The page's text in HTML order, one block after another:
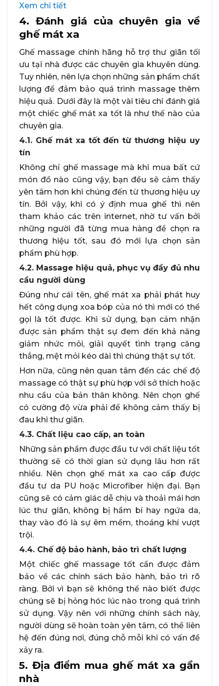
Xem chi tiết
4. Đánh giá của chuyên gia về
ghế mát xa
Ghế massage chính hãng hỗ trợ thư giãn tối
ưu tại nhà được các chuyên gia khuyên dùng.
Tuy nhiên, nên lựa chọn những sản phẩm chất
lượng để đảm bảo quá trình massage thêm
hiệu quả. Dưới đây là một vài tiêu chí đánh giá
một chiếc ghế mát xa tốt là như thế nào của
chuyên gia.
4.1. Ghế mát xa tốt đến từ thương hiệu uy
tín
Không chỉ ghế massage mà khi mua bất cứ
món đồ nào cũng vậy, bạn đều sẽ cảm thấy
yên tâm hơn khi chúng đến từ thương hiệu uy
tín. Bởi vậy, khi có ý định mua ghế thì nên
tham khảo các trên internet, nhờ tư vấn bởi
những người đã từng mua hàng để chọn ra
thương hiệu tốt, sau đó mới lựa chọn sản
phẩm phù hợp.
4.2. Massage hiệu quả, phục vụ đầy đủ nhu
cầu người dùng
Đúng như cái tên, ghế mát xa phải phát huy
hết công dụng xoa bóp của nó thì mới có thể
gọi là tốt được. Khi sử dụng, bạn cảm nhận
được sản phẩm thật sự đem đến khả năng
giảm nhức mỏi, giải quyết tình trạng căng
thẳng, mệt mỏi kéo dài thì chúng thật sự tốt.
Hơn nữa, cũng nên quan tâm đến các chế độ
massage có thật sự phù hợp với sở thích hoặc
nhu cầu của bản thân không. Nên chọn ghế
có cường độ vừa phải để không cảm thấy bị
đau khi thư giãn.
4.3. Chất liệu cao cấp, an toàn
Những sản phẩm được đầu tư với chất liệu tốt
thường sẽ có thời gian sử dụng lâu hơn rất
nhiều. Nên chọn ghế mát xa cao cấp được
đầu tư da PU hoặc Microfiber hiện đại. Bạn
cũng sẽ có cảm giác dễ chịu và thoải mái hơn
lúc thư giãn, không bị hầm bí hay ngứa da,
thay vào đó là sự êm mềm, thoáng khí vượt
trội.
4.4. Chế độ bảo hành, bảo trì chất lượng
Một chiếc ghế massage tốt cần được đảm
bảo về các chính sách bảo hành, bảo trì rõ
ràng. Bởi vì bạn sẽ không thể nào biết được
chúng sẽ bị hỏng hóc lúc nào trong quá trình
sử dụng. Vậy nên với những chính sách này,
người dùng sẽ hoàn toàn yên tâm, có thể liên
hệ đến đúng nơi, đúng chỗ mỗi khi có vấn đề
xảy ra.
5. Địa điểm mua ghế mát xa gần
nhà